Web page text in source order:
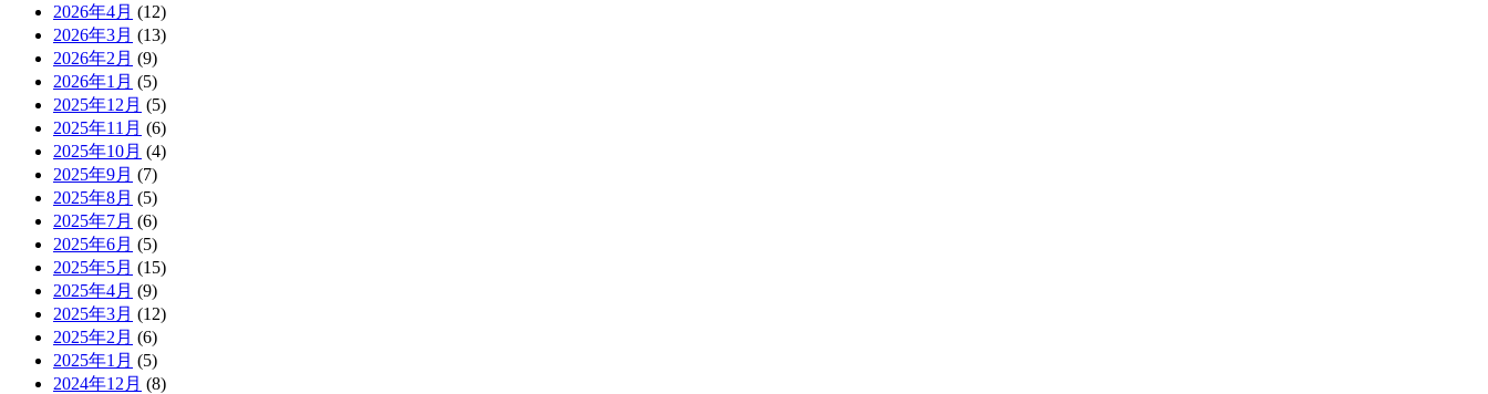
2026年4月 (12)
2026年3月 (13)
2026年2月 (9)
2026年1月 (5)
2025年12月 (5)
2025年11月 (6)
2025年10月 (4)
2025年9月 (7)
2025年8月 (5)
2025年7月 (6)
2025年6月 (5)
2025年5月 (15)
2025年4月 (9)
2025年3月 (12)
2025年2月 (6)
2025年1月 (5)
2024年12月 (8)